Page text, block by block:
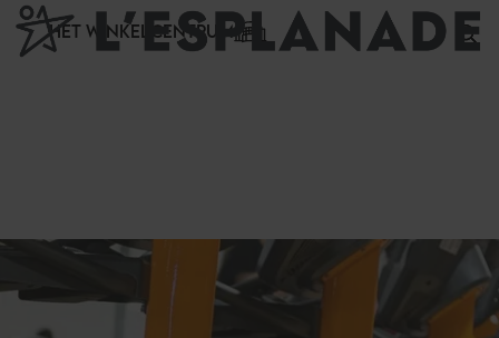
HET WINKELCENTRUM
Cookies beheer paneel